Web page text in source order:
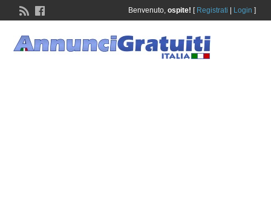
Benvenuto, ospite! [ Registrati Login ]